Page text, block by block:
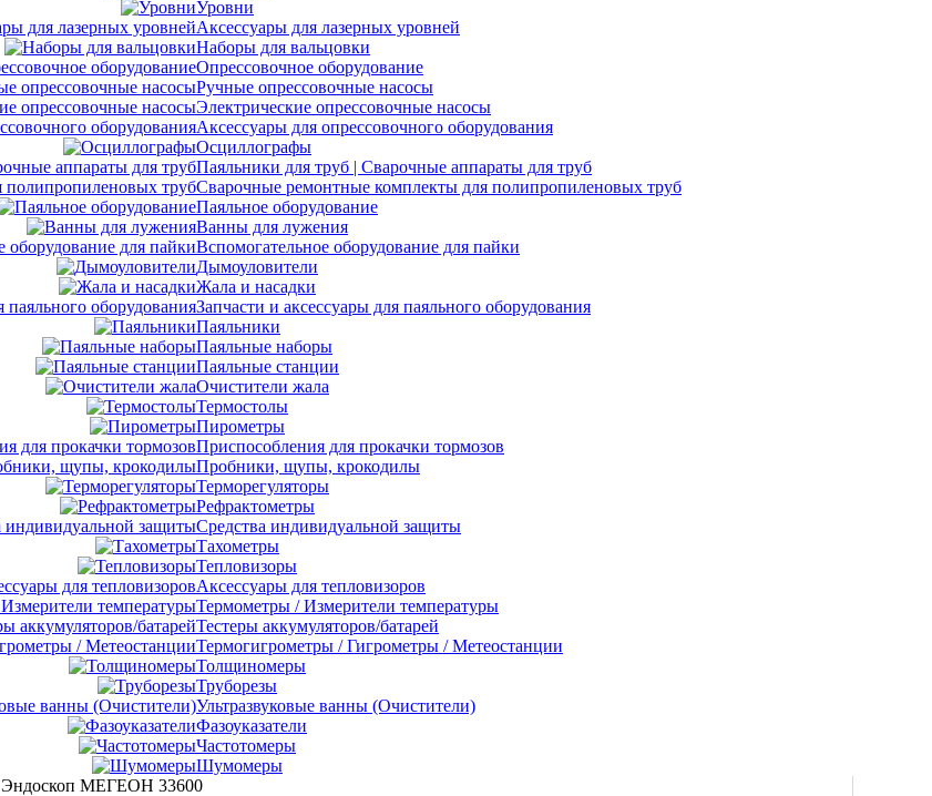
Уровни
Аксессуары для лазерных уровней
Наборы для вальцовки
Опрессовочное оборудование
Ручные опрессовочные насосы
Электрические опрессовочные насосы
Аксессуары для опрессовочного оборудования
Осциллографы
Паяльники для труб | Сварочные аппараты для труб
Сварочные ремонтные комплекты для полипропиленовых труб
Паяльное оборудование
Ванны для лужения
Вспомогательное оборудование для пайки
Дымоуловители
Жала и насадки
Запчасти и аксессуары для паяльного оборудования
Паяльники
Паяльные наборы
Паяльные станции
Очистители жала
Термостолы
Пирометры
Приспособления для прокачки тормозов
Пробники, щупы, крокодилы
Терморегуляторы
Рефрактометры
Средства индивидуальной защиты
Тахометры
Тепловизоры
Аксессуары для тепловизоров
Термометры / Измерители температуры
Тестеры аккумуляторов/батарей
Термогигрометры / Гигрометры / Метеостанции
Толщиномеры
Труборезы
Ультразвуковые ванны (Очистители)
Фазоуказатели
Частотомеры
Шумомеры
Эндоскоп МЕГЕОН 33600